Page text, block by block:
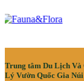
Trung tâm Du Lịch Và
Lý Vườn Quốc Gia